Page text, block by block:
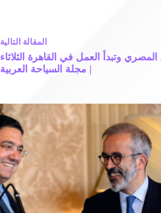
المقالة التالية
وتبدأ العمل في القاهرة الثلاثاء
| مجلة السياحة العربية